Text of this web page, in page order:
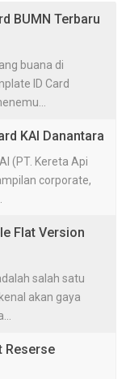
BUMN Terbaru
buana di
ID Card
KAI Danantara
(PT. Kereta Api
corporate,
Flat Version
salah satu
akan gaya
Reserse